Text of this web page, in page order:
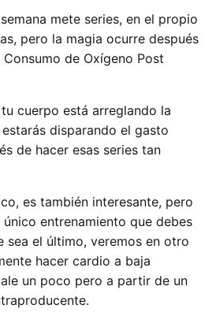
mete series, en el propio
pero la magia ocurre después
Consumo de Oxígeno Post
cuerpo está arreglando la
disparando el gasto
de hacer esas series tan
es también interesante, pero
entrenamiento que debes
sea el último, veremos en otro
hacer cardio a baja
un poco pero a partir de un